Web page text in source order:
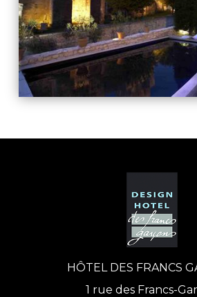
HÔTEL DES FRANCS
1 rue des Francs-